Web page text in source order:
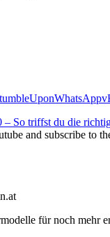
WhatsApp
– So triffst du die
and subscribe to
für noch